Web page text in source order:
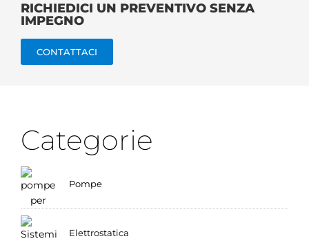
RICHIEDICI UN PREVENTIVO SENZA
IMPEGNO
CONTATTACI
Categorie
Pompe
Elettrostatica